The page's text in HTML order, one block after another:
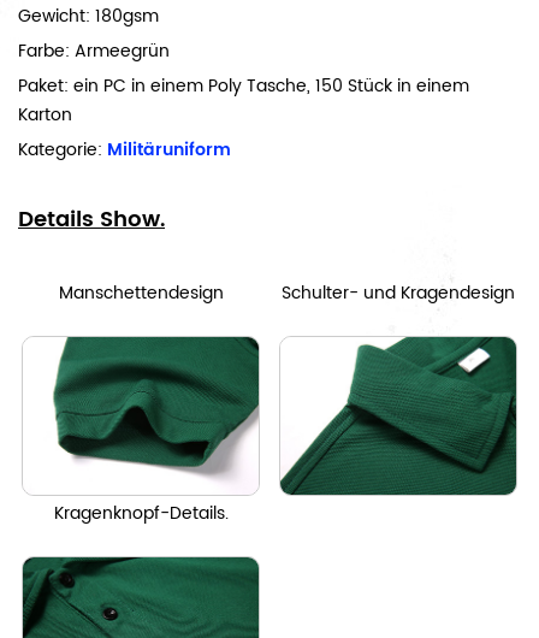
Gewicht: 180gsm
Farbe: Armeegrün
Paket: ein PC in einem Poly Tasche, 150 Stück in einem
Karton
Kategorie: Militäruniform
Details Show.
Manschettendesign Schulter- und Kragendesign
Kragenknopf-Details.